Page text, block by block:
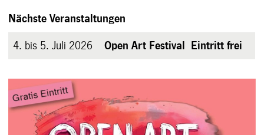
Nächste Veranstaltungen
4. bis 5. Juli 2026 Open Art Festival Eintritt frei